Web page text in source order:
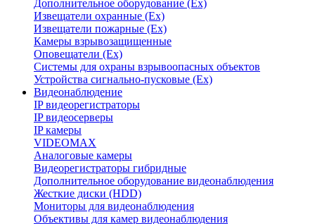
Дополнительное оборудование (Ex)
Извещатели охранные (Ex)
Извещатели пожарные (Ex)
Камеры взрывозащищенные
Оповещатели (Ex)
Системы для охраны взрывоопасных объектов
Устройства сигнально-пусковые (Ex)
Видеонаблюдение
IP видеорегистраторы
IP видеосерверы
IP камеры
VIDEOMAX
Аналоговые камеры
Видеорегистраторы гибридные
Дополнительное оборудование видеонаблюдения
Жесткие диски (HDD)
Мониторы для видеонаблюдения
Объективы для камер видеонаблюдения